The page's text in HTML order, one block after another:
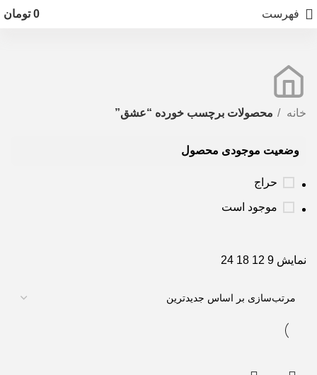
فهرست 0 تومان
خانه محصولات برچسب خورده “عشق”
وضعیت موجودی محصول
حراج
موجود است
نمایش 9
12
18
24